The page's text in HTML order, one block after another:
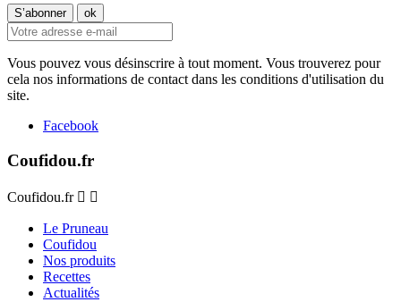
Vous pouvez vous désinscrire à tout moment. Vous trouverez pour
cela nos informations de contact dans les conditions d'utilisation du
site.
Facebook
Coufidou.fr
Coufidou.fr  
Le Pruneau
Coufidou
Nos produits
Recettes
Actualités